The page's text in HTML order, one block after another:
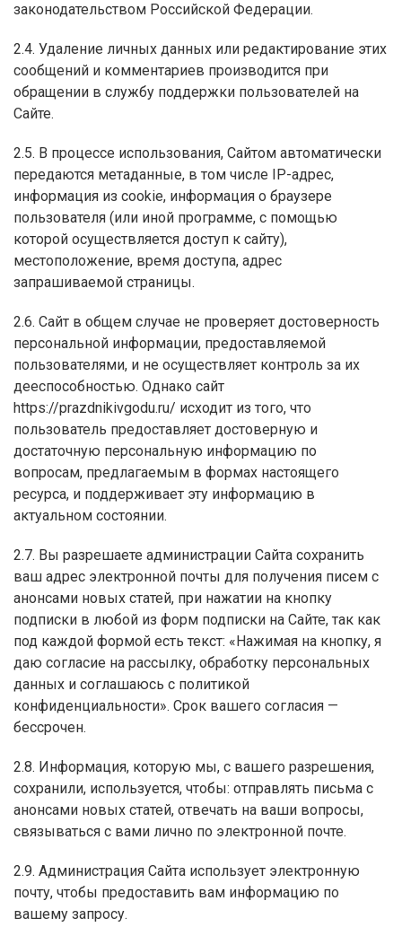
законодательством Российской Федерации.
2.4. Удаление личных данных или редактирование этих
сообщений и комментариев производится при
обращении в службу поддержки пользователей на
Сайте.
2.5. В процессе использования, Сайтом автоматически
передаются метаданные, в том числе IР-адрес,
информация из cookie, информация о браузере
пользователя (или иной программе, с помощью
которой осуществляется доступ к сайту),
местоположение, время доступа, адрес
запрашиваемой страницы.
2.6. Сайт в общем случае не проверяет достоверность
персональной информации, предоставляемой
пользователями, и не осуществляет контроль за их
дееспособностью. Однако сайт
https://prazdnikivgodu.ru/ исходит из того, что
пользователь предоставляет достоверную и
достаточную персональную информацию по
вопросам, предлагаемым в формах настоящего
ресурса, и поддерживает эту информацию в
актуальном состоянии.
2.7. Вы разрешаете администрации Сайта сохранить
ваш адрес электронной почты для получения писем с
анонсами новых статей, при нажатии на кнопку
подписки в любой из форм подписки на Сайте, так как
под каждой формой есть текст: «Нажимая на кнопку, я
даю согласие на рассылку, обработку персональных
данных и соглашаюсь с политикой
конфиденциальности». Срок вашего согласия —
бессрочен.
2.8. Информация, которую мы, с вашего разрешения,
сохранили, используется, чтобы: отправлять письма с
анонсами новых статей, отвечать на ваши вопросы,
связываться с вами лично по электронной почте.
2.9. Администрация Сайта использует электронную
почту, чтобы предоставить вам информацию по
вашему запросу.